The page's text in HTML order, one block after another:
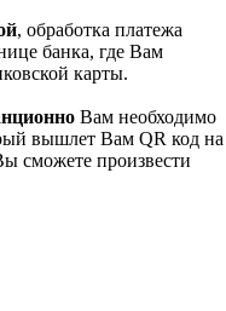
, обработка платежа
банка, где Вам
карты.
Вам необходимо
вышлет Вам QR код на
сможете произвести